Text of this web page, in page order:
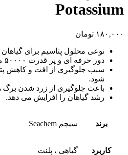
Potassium
۱۸۰,۰۰۰ تومان
نوعی محلول پتاسیم برای
دوز حرفه ای و پر قدرت ۵۰۰۰۰ میلی گرم در لیتر دارد.
سبب جلوگیری از افت و کاهش
شود.
باعث جلوگیری از زرد شدن برگ
رشد گیاهان را افزایش می دهد.
برند سیچم Seachem
کاربرد گیاهی ، پلنت